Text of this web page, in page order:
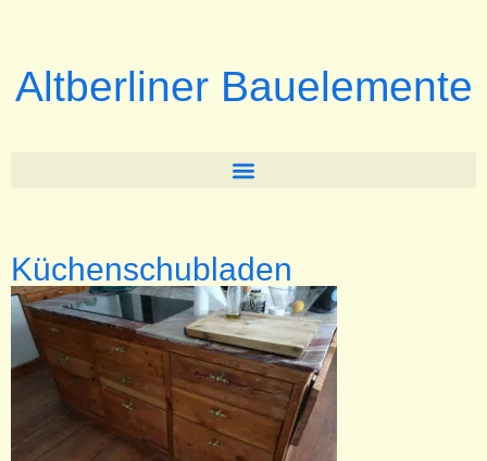
Altberliner Bauelemente
Küchenschubladen